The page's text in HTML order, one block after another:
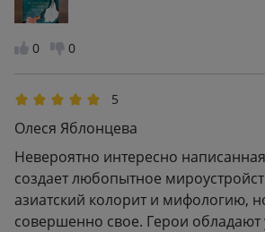
0 0
5
Олеся Яблонцева
Невероятно интересно
создает любопытное
азиатский колорит и мифологию,
совершенно свое. Герои